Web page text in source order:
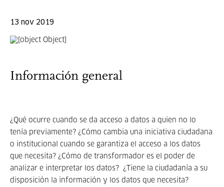
13 nov 2019
Información general
¿Qué ocurre cuando se da acceso a datos a quien no lo
tenía previamente? ¿Cómo cambia una iniciativa ciudadana
o institucional cuando se garantiza el acceso a los datos
que necesita? ¿Cómo de transformador es el poder de
analizar e interpretar los datos? ¿Tiene la ciudadanía a su
disposición la información y los datos que necesita?